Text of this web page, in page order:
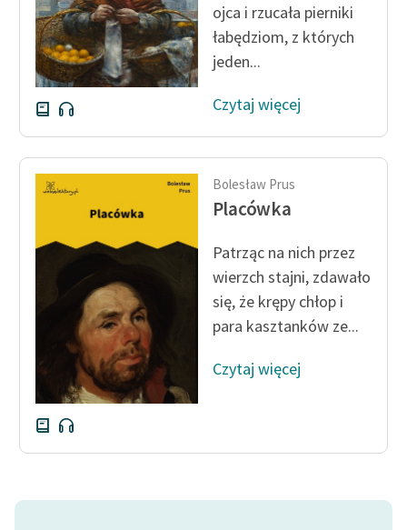
szkolnych i literatury do
słuchania dla uczennic i
uczniów z
niepełnosprawnościami
Feministyczne inspiracje.
Popularyzacja
skandynawskiej literatury
feministycznej
Ręce pełne poezji
Kolekcje edukacyjne
twórców przechodzących
do domeny publicznej,
lektur szkolnych oraz
Starego Testamentu
Odkurzamy bohaterów
Lektur
Kontakt
ojca i rzucała pierniki
łabędziom, z których
jeden...
Czytaj więcej
Bolesław Prus
Placówka
Patrząc na nich przez
wierzch stajni, zdawało
się, że krępy chłop i
para kasztanków ze...
Czytaj więcej